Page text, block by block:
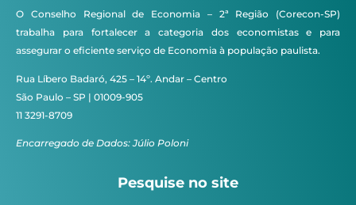
O Conselho Regional de Economia – 2ª Região (Corecon-SP)
trabalha para fortalecer a categoria dos economistas e para
assegurar o eficiente serviço de Economia à população paulista.
Rua Líbero Badaró, 425 – 14º. Andar – Centro
São Paulo – SP | 01009-905
11 3291-8709
Encarregado de Dados: Júlio Poloni
Pesquise no site